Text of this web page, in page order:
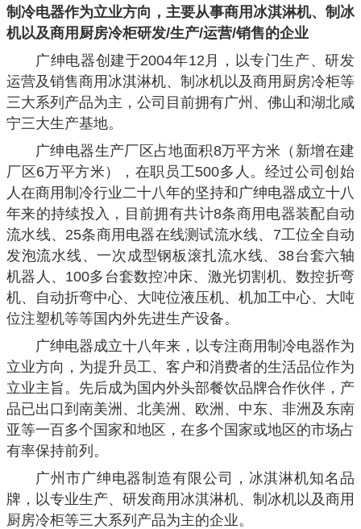
制冷电器作为立业方向，主要从事商用冰淇淋机、制冰
机以及商用厨房冷柜研发/生产/运营/销售的企业
广绅电器创建于2004年12月，以专门生产、研发
运营及销售商用冰淇淋机、制冰机以及商用厨房冷柜等
三大系列产品为主，公司目前拥有广州、佛山和湖北咸
宁三大生产基地。
广绅电器生产厂区占地面积8万平方米（新增在建
厂区6万平方米），在职员工500多人。经过公司创始
人在商用制冷行业二十八年的坚持和广绅电器成立十八
年来的持续投入，目前拥有共计8条商用电器装配自动
流水线、25条商用电器在线测试流水线、7工位全自动
发泡流水线、一次成型钢板滚扎流水线、38台套六轴
机器人、100多台套数控冲床、激光切割机、数控折弯
机、自动折弯中心、大吨位液压机、机加工中心、大吨
位注塑机等等国内外先进生产设备。
广绅电器成立十八年来，以专注商用制冷电器作为
立业方向，为提升员工、客户和消费者的生活品位作为
立业主旨。先后成为国内外头部餐饮品牌合作伙伴，产
品已出口到南美洲、北美洲、欧洲、中东、非洲及东南
亚等一百多个国家和地区，在多个国家或地区的市场占
有率保持前列。
广州市广绅电器制造有限公司，冰淇淋机知名品
牌，以专业生产、研发商用冰淇淋机、制冰机以及商用
厨房冷柜等三大系列产品为主的企业。